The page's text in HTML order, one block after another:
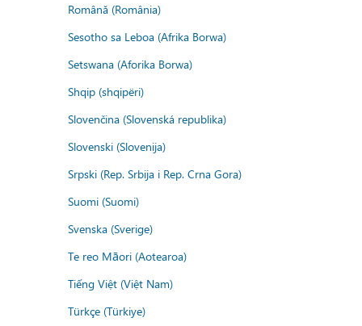
Română (România)
Sesotho sa Leboa (Afrika Borwa)
Setswana (Aforika Borwa)
Shqip (shqipëri)
Slovenčina (Slovenská republika)
Slovenski (Slovenija)
Srpski (Rep. Srbija i Rep. Crna Gora)
Suomi (Suomi)
Svenska (Sverige)
Te reo Māori (Aotearoa)
Tiếng Việt (Việt Nam)
Türkçe (Türkiye)